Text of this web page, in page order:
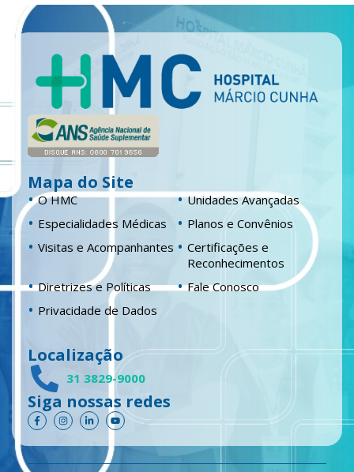
Mapa do Site
O HMC
Unidades Avançadas
Especialidades Médicas
Planos e Convênios
Visitas e Acompanhantes
Certificações e
Reconhecimentos
Diretrizes e Políticas
Fale Conosco
Privacidade de Dados
Localização
31 3829-9000
Siga nossas redes
F
a
c
e
o
I
n
s
t
g
L
i
n
k
d
Y
o
u
t
u
b